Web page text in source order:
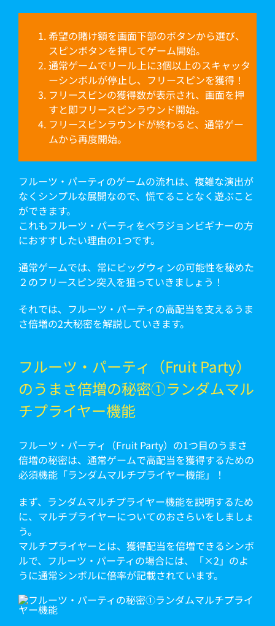
希望の賭け額を画面下部のボタンから選び、
スピンボタンを押してゲーム開始。
通常ゲームでリール上に3個以上のスキャッタ
ーシンボルが停止し、フリースピンを獲得！
フリースピンの獲得数が表示され、画面を押
すと即フリースピンラウンド開始。
フリースピンラウンドが終わると、通常ゲー
ムから再度開始。
フルーツ・パーティのゲームの流れは、複雑な演出が
なくシンプルな展開なので、慌てることなく遊ぶこと
ができます。
これもフルーツ・パーティをベラジョンビギナーの方
におすすしたい理由の1つです。
通常ゲームでは、常にビッグウィンの可能性を秘めた
２のフリースピン突入を狙っていきましょう！
それでは、フルーツ・パーティの高配当を支えるうま
さ倍増の2大秘密を解説していきます。
フルーツ・パーティ（Fruit Party）
のうまさ倍増の秘密①ランダムマル
チプライヤー機能
フルーツ・パーティ（Fruit Party）の1つ目のうまさ
倍増の秘密は、通常ゲームで高配当を獲得するための
必須機能「ランダムマルチプライヤー機能」！
まず、ランダムマルチプライヤー機能を説明するため
に、マルチプライヤーについてのおさらいをしましょ
う。
マルチプライヤーとは、獲得配当を倍増できるシンボ
ルで、フルーツ・パーティの場合には、「×2」のよ
うに通常シンボルに倍率が記載されています。